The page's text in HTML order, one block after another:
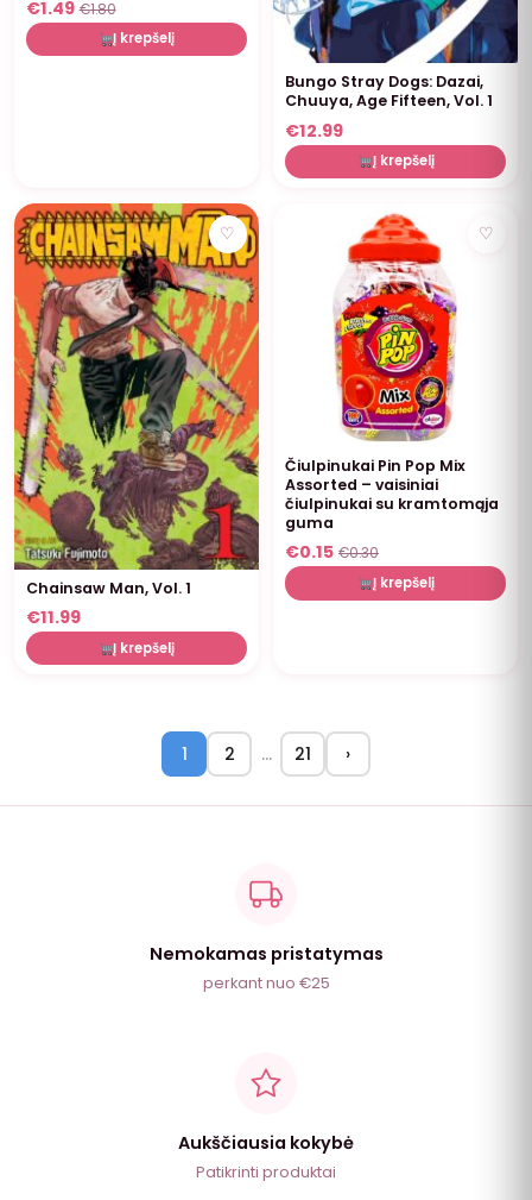
€1.49 €1.80
Į krepšelį
Bungo Stray Dogs: Dazai,
Chuuya, Age Fifteen, Vol. 1
€12.99
Į krepšelį
♡
Chainsaw Man, Vol. 1
€11.99
Į krepšelį
NUOLAIDA ♡
Čiulpinukai Pin Pop Mix
Assorted – vaisiniai
čiulpinukai su kramtomąja
guma
€0.15 €0.30
Į krepšelį
1 2 … 21 ›
Nemokamas pristatymas
perkant nuo €25
Aukščiausia kokybė
Patikrinti produktai